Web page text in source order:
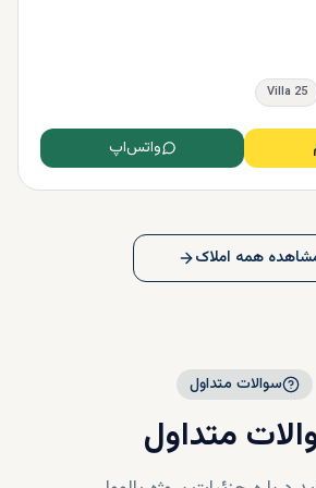
مرکز یالووا فراهم آوریم.
Villa 25
واتس‌اپ
همه املاک
سوالات متداول
متداول